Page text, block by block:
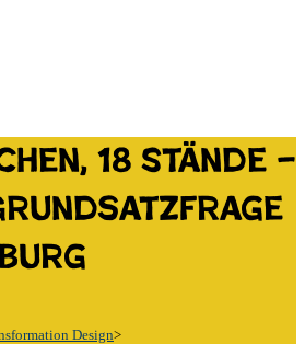
18 Stände –
Design>